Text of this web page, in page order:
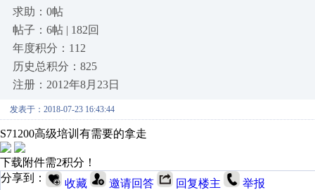
求助：0帖
帖子：6帖 | 182回
年度积分：112
历史总积分：825
注册：2012年8月23日
发表于：2018-07-23 16:43:44
S71200高级培训有需要的拿走
下载附件需2积分！
分享到：
收藏 邀请回答 回复楼主 举报